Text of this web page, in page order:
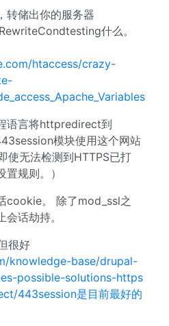
转储出你的服务器
什么。
htaccess/crazy-
语言将httpredirect到
模块使用这个网站
使无法检测到HTTPS已打
规则。）
cookie。 除了mod_ssl之
话劫持。
很好
knowledge-base/drupal-
possible-solutions-https
443session是目前最好的